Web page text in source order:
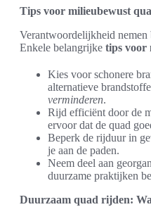
Tips voor milieubewust
Verantwoordelijkheid nemen
Enkele belangrijke tips voor
Kies voor schonere
alternatieve
verminderen.
Rijd efficiënt door de
ervoor dat de quad
Beperk de rijduur in
je aan de paden.
Neem deel aan
duurzame praktijken
Duurzaam quad rijden: